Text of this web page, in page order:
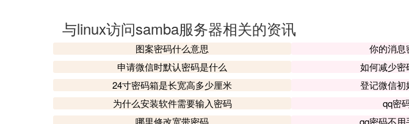
erveripsharedfolder。
考虑权限和认证问题：
确保为Samba共享文件夹设置了正确的用户权限和认证信息。
如果使用了复杂的密码策略或特殊字符，请确保它们与Samba
通过以上步骤，应该能够诊断并解决Windows无法访问Linux上Samba服
仍然存在，可能需要更深入地检查网络配置、防火墙规则或Samba服务
与linux访问samba服务器相关的资讯
图案密码什么意思
你的消息
申请微信时默认密码是什么
如何减少密
24寸密码箱是长宽高多少厘米
登记微信初
为什么安装软件需要输入密码
qq密
哪里修改宽带密码
qq密码不